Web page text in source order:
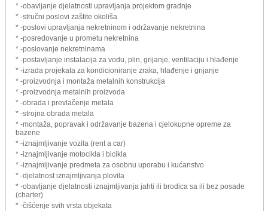
* -obavljanje djelatnosti upravljanja projektom gradnje
* -stručni poslovi zaštite okoliša
* -poslovi upravljanja nekretninom i održavanje nekretnina
* -posredovanje u prometu nekretnina
* -poslovanje nekretninama
* -postavljanje instalacija za vodu, plin, grijanje, ventilaciju i hlađenje
* -izrada projekata za kondicioniranje zraka, hlađenje i grijanje
* -proizvodnja i montaža metalnih konstrukcija
* -proizvodnja metalnih proizvoda
* -obrada i prevlačenje metala
* -strojna obrada metala
* -montaža, popravak i održavanje bazena i cjelokupne opreme za
bazene
* -iznajmljivanje vozila (rent a car)
* -iznajmljivanje motocikla i bicikla
* -iznajmljivanje predmeta za osobnu uporabu i kućanstvo
* -djelatnost iznajmljivanja plovila
* -obavljanje djelatnosti iznajmljivanja jahti ili brodica sa ili bez posade
(charter)
* -čišćenje svih vrsta objekata